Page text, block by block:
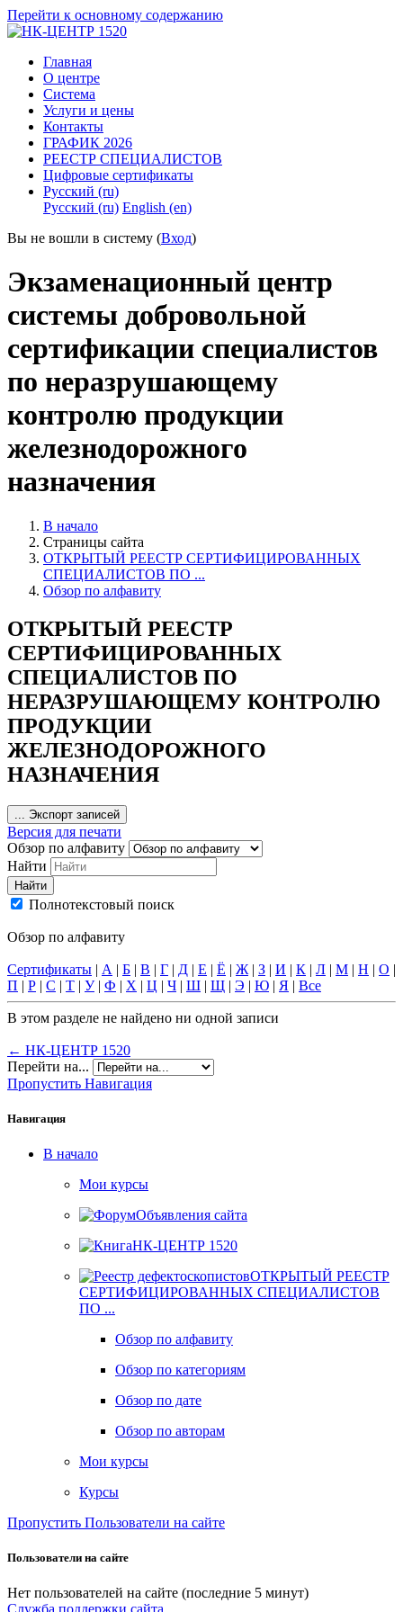
Перейти к основному содержанию
Главная
О центре
Система
Услуги и цены
Контакты
ГРАФИК 2026
РЕЕСТР СПЕЦИАЛИСТОВ
Цифровые сертификаты
Русский ‎(ru)‎
Русский ‎(ru)‎ English ‎(en)‎
Вы не вошли в систему (Вход)
Экзаменационный центр
системы добровольной
сертификации специалистов
по неразрушающему
контролю продукции
железнодорожного
назначения
В начало
Страницы сайта
ОТКРЫТЫЙ РЕЕСТР СЕРТИФИЦИРОВАННЫХ
СПЕЦИАЛИСТОВ ПО ...
Обзор по алфавиту
ОТКРЫТЫЙ РЕЕСТР
СЕРТИФИЦИРОВАННЫХ
СПЕЦИАЛИСТОВ ПО
НЕРАЗРУШАЮЩЕМУ КОНТРОЛЮ
ПРОДУКЦИИ
ЖЕЛЕЗНОДОРОЖНОГО
НАЗНАЧЕНИЯ
Экспорт записей
Версия для печати
Обзор по алфавиту
Найти
Найти
Полнотекстовый поиск
Обзор по алфавиту
Сертификаты | А | Б | В | Г | Д | Е | Ё | Ж | З | И | К | Л | М | Н | О |
П | Р | С | Т | У| Ф | Х | Ц | Ч | Ш | Щ | Э | Ю | Я | Все
В этом разделе не найдено ни одной записи
← НК-ЦЕНТР 1520
Перейти на...
Пропустить Навигация
Навигация
В начало
Мои курсы
Объявления сайта
НК-ЦЕНТР 1520
ОТКРЫТЫЙ РЕЕСТР
СЕРТИФИЦИРОВАННЫХ СПЕЦИАЛИСТОВ
ПО ...
Обзор по алфавиту
Обзор по категориям
Обзор по дате
Обзор по авторам
Мои курсы
Курсы
Пропустить Пользователи на сайте
Пользователи на сайте
Нет пользователей на сайте (последние 5 минут)